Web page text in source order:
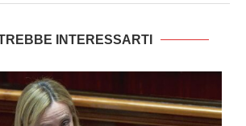
INTERESSARTI